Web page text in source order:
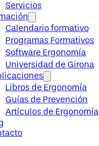
Servicios
Calendario formativo
Programas Formativos
Software Ergonomía
Universidad de Girona
Libros de Ergonomía
Guías de Prevención
Artículos de Ergonomía